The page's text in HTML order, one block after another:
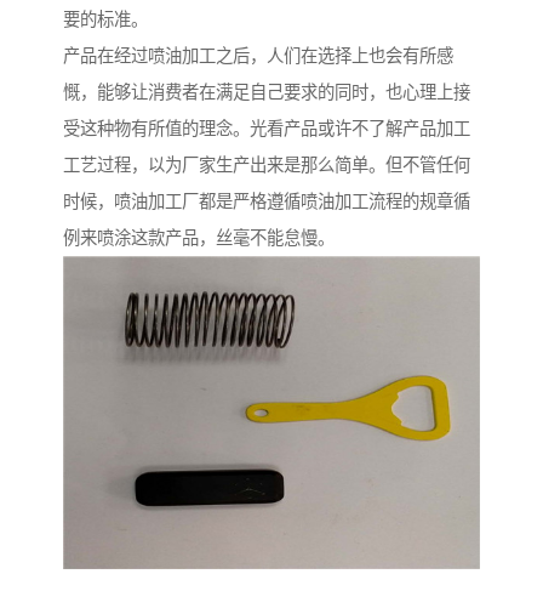
要的标准。
产品在经过喷油加工之后，人们在选择上也会有所感
慨，能够让消费者在满足自己要求的同时，也心理上接
受这种物有所值的理念。光看产品或许不了解产品加工
工艺过程，以为厂家生产出来是那么简单。但不管任何
时候，喷油加工厂都是严格遵循喷油加工流程的规章循
例来喷涂这款产品，丝毫不能怠慢。